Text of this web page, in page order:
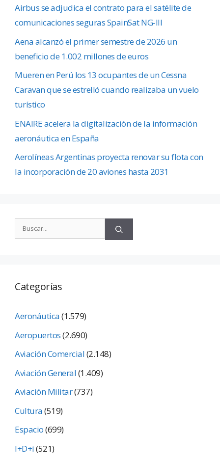
Airbus se adjudica el contrato para el satélite de
comunicaciones seguras SpainSat NG-III
Aena alcanzó el primer semestre de 2026 un
beneficio de 1.002 millones de euros
Mueren en Perú los 13 ocupantes de un Cessna
Caravan que se estrelló cuando realizaba un vuelo
turístico
ENAIRE acelera la digitalización de la información
aeronáutica en España
Aerolíneas Argentinas proyecta renovar su flota con
la incorporación de 20 aviones hasta 2031
Categorías
Aeronáutica(1.579)
Aeropuertos(2.690)
Aviación Comercial(2.148)
Aviación General(1.409)
Aviación Militar(737)
Cultura(519)
Espacio(699)
I+D+i(521)